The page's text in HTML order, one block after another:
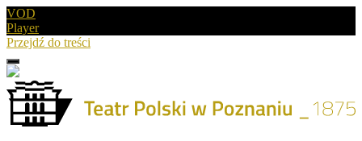
VOD
Player
Przejdź do treści
Menu
Drugie
logo